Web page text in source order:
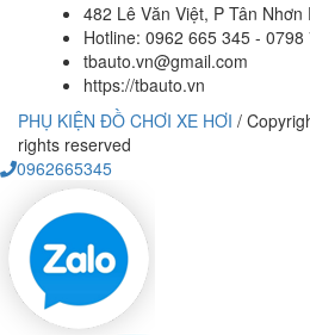
482 Lê Văn Việt, P Tân
Hotline: 0962 665 345 - 0798
tbauto.vn@gmail.com
https://tbauto.vn
PHỤ KIỆN ĐỒ CHƠI XE HƠI /
rights reserved
0962665345